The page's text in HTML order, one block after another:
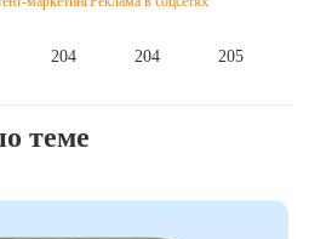
204 204 205
теме